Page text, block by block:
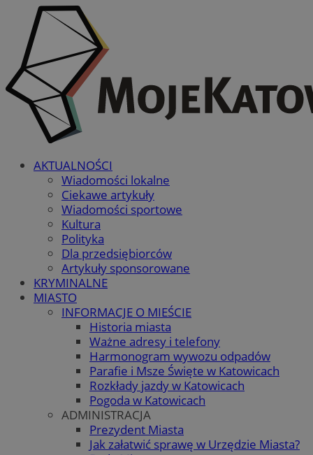
AKTUALNOŚCI
Wiadomości lokalne
Ciekawe artykuły
Wiadomości sportowe
Kultura
Polityka
Dla przedsiębiorców
Artykuły sponsorowane
KRYMINALNE
MIASTO
INFORMACJE O MIEŚCIE
Historia miasta
Ważne adresy i telefony
Harmonogram wywozu odpadów
Parafie i Msze Święte w Katowicach
Rozkłady jazdy w Katowicach
Pogoda w Katowicach
ADMINISTRACJA
Prezydent Miasta
Jak załatwić sprawę w Urzędzie Miasta?